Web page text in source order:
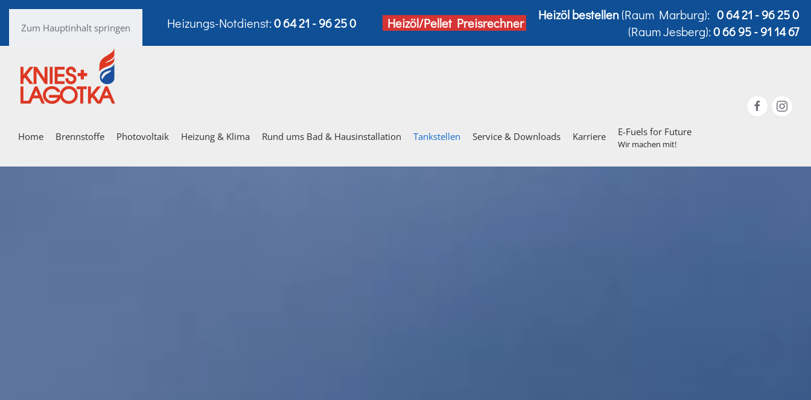
Zum Hauptinhalt springen Heizungs-Notdienst:0 64 21 - 96 25 0 Heizöl/Pellet Preisrechner
Heizöl bestellen(Raum Marburg): 0 64 21 - 96 25 0
(Raum Jesberg):0 66 95 - 91 14 67
Home Brennstoffe Photovoltaik Heizung & Klima Rund ums Bad & Hausinstallation Tankstellen Service & Downloads Karriere E-Fuels for Future
Wir machen mit!